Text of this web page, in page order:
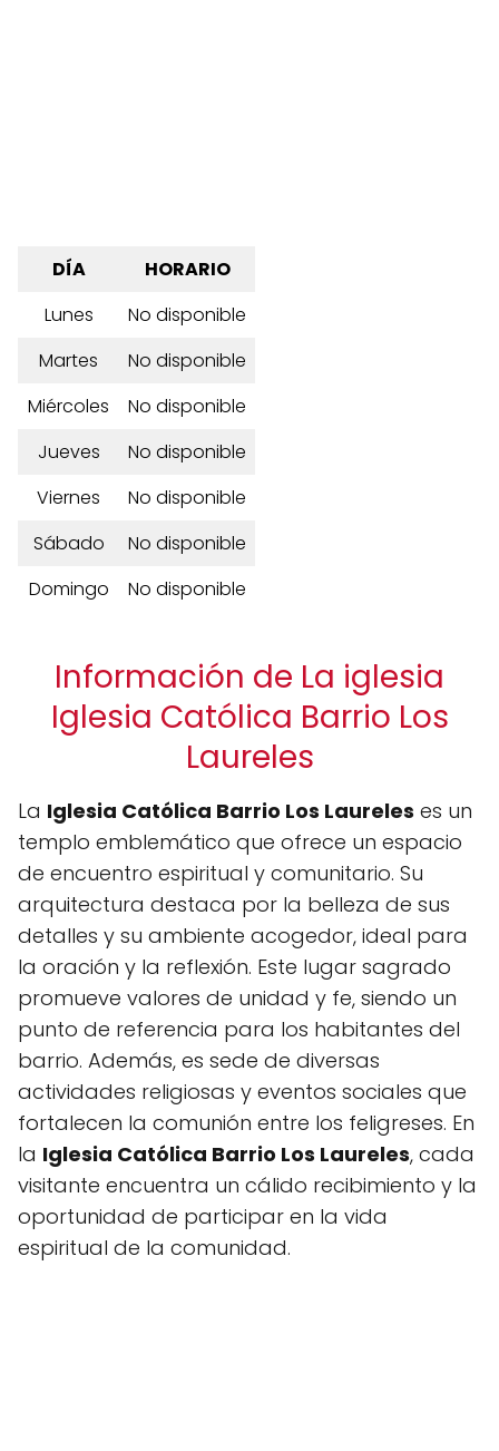
DÍA
HORARIO
Lunes
No disponible
Martes
No disponible
Miércoles
No disponible
Jueves
No disponible
Viernes
No disponible
Sábado
No disponible
Domingo
No disponible
Información de La iglesia
Iglesia Católica Barrio Los
Laureles
La Iglesia Católica Barrio Los Laureles es un
templo emblemático que ofrece un espacio
de encuentro espiritual y comunitario. Su
arquitectura destaca por la belleza de sus
detalles y su ambiente acogedor, ideal para
la oración y la reflexión. Este lugar sagrado
promueve valores de unidad y fe, siendo un
punto de referencia para los habitantes del
barrio. Además, es sede de diversas
actividades religiosas y eventos sociales que
fortalecen la comunión entre los feligreses. En
la Iglesia Católica Barrio Los Laureles, cada
visitante encuentra un cálido recibimiento y la
oportunidad de participar en la vida
espiritual de la comunidad.